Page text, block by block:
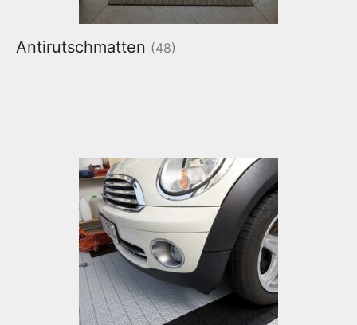
Antirutschmatten (48)